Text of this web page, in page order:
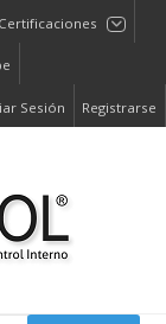
Certificaciones
Sesión Registrarse